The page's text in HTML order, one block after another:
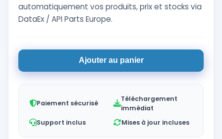
automatiquement vos produits, prix et stocks via
DataEx / API Parts Europe.
Ajouter au panier
Paiement sécurisé
Téléchargement
immédiat
Support inclus
Mises à jour incluses